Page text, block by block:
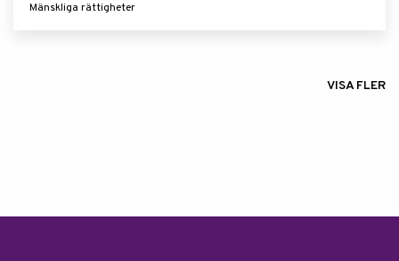
Mänskliga rättigheter
VISA FLER